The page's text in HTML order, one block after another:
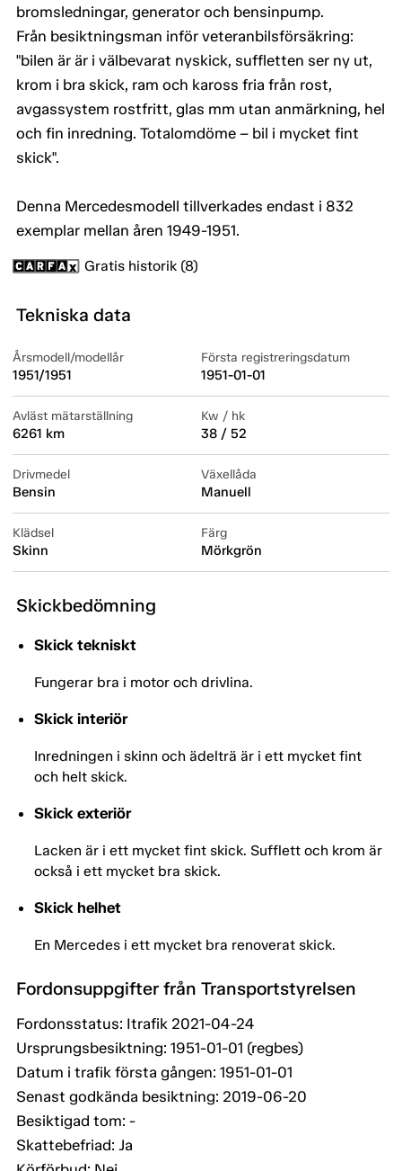
bromsledningar, generator och bensinpump.
Från besiktningsman inför veteranbilsförsäkring:
"bilen är är i välbevarat nyskick, suffletten ser ny ut,
krom i bra skick, ram och kaross fria från rost,
avgassystem rostfritt, glas mm utan anmärkning, hel
och fin inredning. Totalomdöme – bil i mycket fint
skick".
Denna Mercedesmodell tillverkades endast i 832
exemplar mellan åren 1949-1951.
Gratis historik (8)
Tekniska data
Årsmodell/modellår
1951/1951
Första registreringsdatum
1951-01-01
Avläst mätarställning
6261 km
Kw / hk
38 / 52
Drivmedel
Bensin
Växellåda
Manuell
Klädsel
Skinn
Färg
Mörkgrön
Skickbedömning
Skick tekniskt
Fungerar bra i motor och drivlina.
Skick interiör
Inredningen i skinn och ädelträ är i ett mycket fint
och helt skick.
Skick exteriör
Lacken är i ett mycket fint skick. Sufflett och krom är
också i ett mycket bra skick.
Skick helhet
En Mercedes i ett mycket bra renoverat skick.
Fordonsuppgifter från Transportstyrelsen
Fordonsstatus: Itrafik 2021-04-24
Ursprungsbesiktning: 1951-01-01 (regbes)
Datum i trafik första gången: 1951-01-01
Senast godkända besiktning: 2019-06-20
Besiktigad tom: -
Skattebefriad: Ja